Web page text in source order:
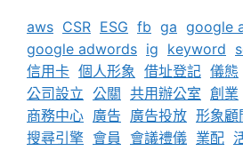
aws CSR ESG fb ga google
google adwords ig keyword
信用卡 個人形象 借址登記 儀態
公司設立 公關 共用辦公室 創業
商務中心 廣告 廣告投放 形象顧
搜尋引擎 會員 會議禮儀 業配